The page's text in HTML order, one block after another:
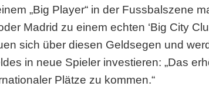
„Big Player“ in der Fussbalszene
Madrid zu einem echten ‘Big City
sich über diesen Geldsegen und
in neue Spieler investieren: „Das
Plätze zu kommen.“